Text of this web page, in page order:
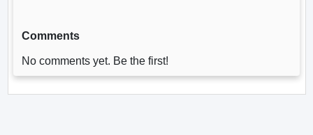
Comments
No comments yet. Be the first!